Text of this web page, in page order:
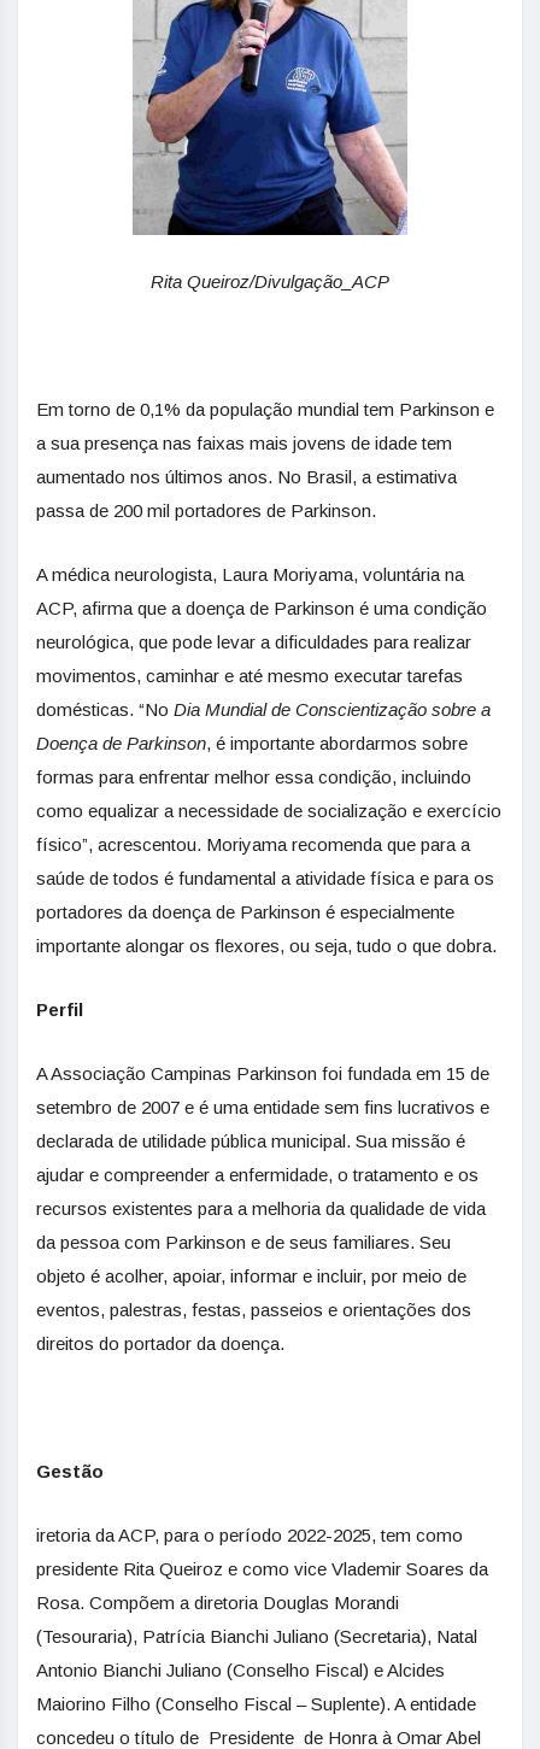
Rita Queiroz/Divulgação_ACP
Em torno de 0,1% da população mundial tem Parkinson e
a sua presença nas faixas mais jovens de idade tem
aumentado nos últimos anos. No Brasil, a estimativa
passa de 200 mil portadores de Parkinson.
A médica neurologista, Laura Moriyama, voluntária na
ACP, afirma que a doença de Parkinson é uma condição
neurológica, que pode levar a dificuldades para realizar
movimentos, caminhar e até mesmo executar tarefas
domésticas. “No Dia Mundial de Conscientização sobre a
Doença de Parkinson, é importante abordarmos sobre
formas para enfrentar melhor essa condição, incluindo
como equalizar a necessidade de socialização e exercício
físico”, acrescentou. Moriyama recomenda que para a
saúde de todos é fundamental a atividade física e para os
portadores da doença de Parkinson é especialmente
importante alongar os flexores, ou seja, tudo o que dobra.
Perfil
A Associação Campinas Parkinson foi fundada em 15 de
setembro de 2007 e é uma entidade sem fins lucrativos e
declarada de utilidade pública municipal. Sua missão é
ajudar e compreender a enfermidade, o tratamento e os
recursos existentes para a melhoria da qualidade de vida
da pessoa com Parkinson e de seus familiares. Seu
objeto é acolher, apoiar, informar e incluir, por meio de
eventos, palestras, festas, passeios e orientações dos
direitos do portador da doença.
Gestão
iretoria da ACP, para o período 2022-2025, tem como
presidente Rita Queiroz e como vice Vlademir Soares da
Rosa. Compõem a diretoria Douglas Morandi
(Tesouraria), Patrícia Bianchi Juliano (Secretaria), Natal
Antonio Bianchi Juliano (Conselho Fiscal) e Alcides
Maiorino Filho (Conselho Fiscal – Suplente). A entidade
concedeu o título de Presidente de Honra à Omar Abel